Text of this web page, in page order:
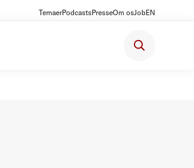
TemaerPodcastsPresseOm osJobEN